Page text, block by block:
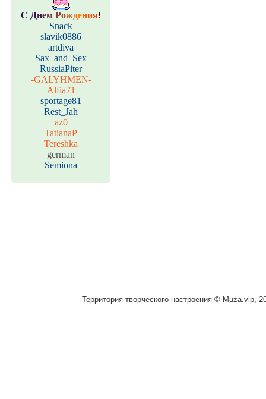
С Днем Рождения!
Snack
slavik0886
artdiva
Sax_and_Sex
RussiaPiter
-GALYHMEN-
Alfia71
sportage81
Rest_Jah
az0
TatianaP
Tereshka
german
Semiona
Территория творческого настроения © Muza.vip,